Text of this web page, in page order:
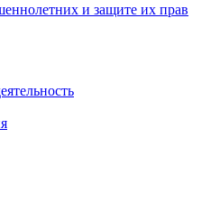
и защите их прав